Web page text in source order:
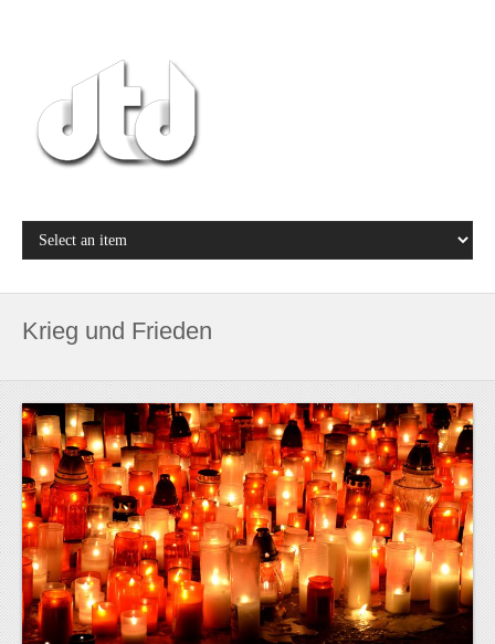
Krieg und Frieden